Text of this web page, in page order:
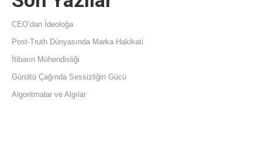
CEO’dan İdeoloğa
Post-Truth Dünyasında Marka Hakikati
İtibarın Mühendisliği
Gürültü Çağında Sessizliğin Gücü
Algoritmalar ve Algılar